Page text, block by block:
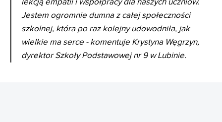
lekcją empatii i współpracy dla naszych uczniów.
Jestem ogromnie dumna z całej społeczności
szkolnej, która po raz kolejny udowodniła, jak
wielkie ma serce - komentuje Krystyna Węgrzyn,
dyrektor Szkoły Podstawowej nr 9 w Lubinie.